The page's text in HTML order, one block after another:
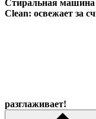
Стиральная машина
Clean: освежает за
разглаживает!